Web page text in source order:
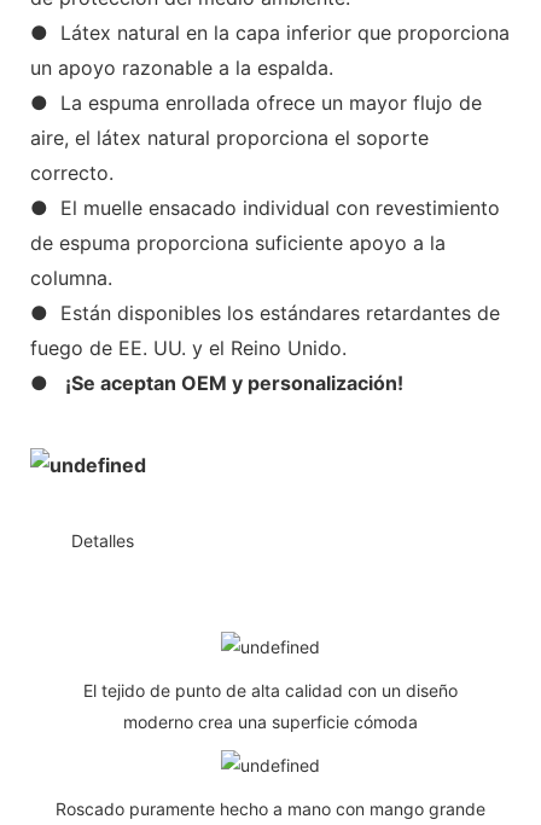
● Látex natural en la capa inferior que proporciona
un apoyo razonable a la espalda.
● La espuma enrollada ofrece un mayor flujo de
aire, el látex natural proporciona el soporte
correcto.
● El muelle ensacado individual con revestimiento
de espuma proporciona suficiente apoyo a la
columna.
● Están disponibles los estándares retardantes de
fuego de EE. UU. y el Reino Unido.
●
¡Se aceptan OEM y personalización!
Detalles
El tejido de punto de alta calidad con un diseño
moderno crea una superficie cómoda
Roscado puramente hecho a mano con mango grande